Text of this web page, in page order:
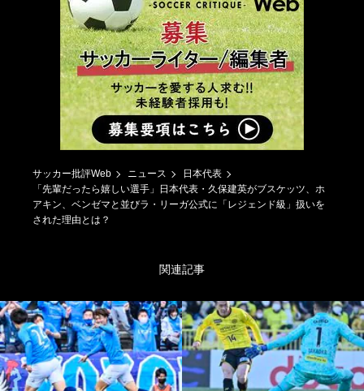
サッカー批評Web ニュース
日本代表
「先輩だったら嬉しい選手」日本代表・久保建英がブスケッツ、ホ
アキン、ベンゼマと並びラ・リーガ公式に「レジェンド級」扱いを
された理由とは？
関連記事